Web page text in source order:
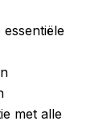
met alle